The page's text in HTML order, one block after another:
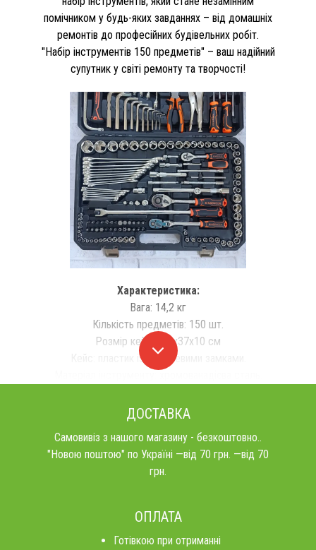
помічником у будь-яких завданнях – від домашніх
ремонтів до професійних будівельних робіт.
"Набір інструментів 150 предметів" – ваш надійний
супутник у світі ремонту та творчості!
Характеристика:
Вага: 14,2 кг
Кількість предметів: 150 шт.
Розмір кейсу: 55х37х10 см
Кейс: пластик із металевими замками.
ДОСТАВКА
Самовивіз з нашого магазину - безкоштовно..
"Новою поштою" по Україні —від 70 грн. —від 70
грн.
ОПЛАТА
Готівкою при отриманні